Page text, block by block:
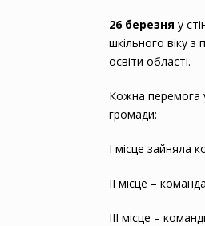
26 березня у
шкільного віку
освіти області.
Кожна перемога
громади:
I місце зайняла
IІ місце –
IIІ місце –